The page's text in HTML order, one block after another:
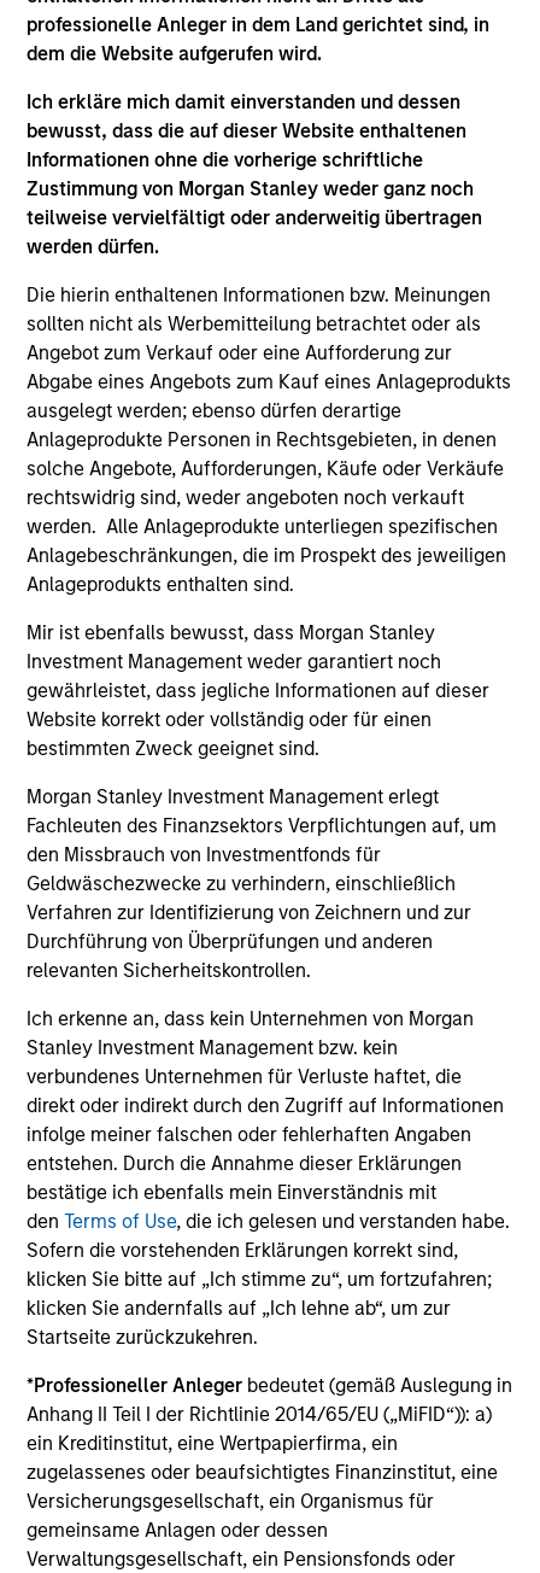
professionelle Anleger in dem Land gerichtet sind, in
dem die Website aufgerufen wird.
Ich erkläre mich damit einverstanden und dessen
bewusst, dass die auf dieser Website enthaltenen
Informationen ohne die vorherige schriftliche
Zustimmung von Morgan Stanley weder ganz noch
teilweise vervielfältigt oder anderweitig übertragen
werden dürfen.
Die hierin enthaltenen Informationen bzw. Meinungen
sollten nicht als Werbemitteilung betrachtet oder als
Angebot zum Verkauf oder eine Aufforderung zur
Abgabe eines Angebots zum Kauf eines Anlageprodukts
ausgelegt werden; ebenso dürfen derartige
Anlageprodukte Personen in Rechtsgebieten, in denen
solche Angebote, Aufforderungen, Käufe oder Verkäufe
rechtswidrig sind, weder angeboten noch verkauft
werden. Alle Anlageprodukte unterliegen spezifischen
Anlagebeschränkungen, die im Prospekt des jeweiligen
Anlageprodukts enthalten sind.
Mir ist ebenfalls bewusst, dass Morgan Stanley
Investment Management weder garantiert noch
gewährleistet, dass jegliche Informationen auf dieser
Website korrekt oder vollständig oder für einen
bestimmten Zweck geeignet sind.
Morgan Stanley Investment Management erlegt
Fachleuten des Finanzsektors Verpflichtungen auf, um
den Missbrauch von Investmentfonds für
Geldwäschezwecke zu verhindern, einschließlich
Verfahren zur Identifizierung von Zeichnern und zur
Durchführung von Überprüfungen und anderen
relevanten Sicherheitskontrollen.
Ich erkenne an, dass kein Unternehmen von Morgan
Stanley Investment Management bzw. kein
verbundenes Unternehmen für Verluste haftet, die
direkt oder indirekt durch den Zugriff auf Informationen
infolge meiner falschen oder fehlerhaften Angaben
entstehen. Durch die Annahme dieser Erklärungen
bestätige ich ebenfalls mein Einverständnis mit
denTerms of Use, die ich gelesen und verstanden habe.
Sofern die vorstehenden Erklärungen korrekt sind,
klicken Sie bitte auf „Ich stimme zu“, um fortzufahren;
klicken Sie andernfalls auf „Ich lehne ab“, um zur
Startseite zurückzukehren.
*Professioneller Anleger bedeutet (gemäß Auslegung in
Anhang II Teil I der Richtlinie 2014/65/EU („MiFID“)): a)
ein Kreditinstitut, eine Wertpapierfirma, ein
zugelassenes oder beaufsichtigtes Finanzinstitut, eine
Versicherungsgesellschaft, ein Organismus für
gemeinsame Anlagen oder dessen
Verwaltungsgesellschaft, ein Pensionsfonds oder
Managing Director
Andrew Malek
Managing Director
Kenneth Michlitsch
Christopher Morser
Managing Director
Robert M. Rafter
Managing Director
Eric Stampfel
Managing Director
Christopher Auffenberg
David Z. Damsgaard
Executive Director
Executive Director
Team Insights